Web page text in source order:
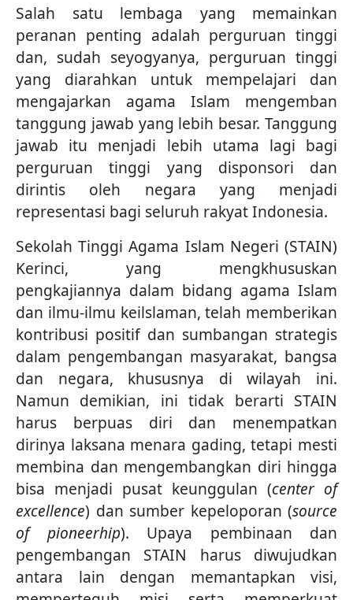
Salah satu lembaga yang memainkan
peranan penting adalah perguruan tinggi
dan, sudah seyogyanya, perguruan tinggi
yang diarahkan untuk mempelajari dan
mengajarkan agama Islam mengemban
tanggung jawab yang lebih besar. Tanggung
jawab itu menjadi lebih utama lagi bagi
perguruan tinggi yang disponsori dan
dirintis oleh negara yang menjadi
representasi bagi seluruh rakyat Indonesia.
Sekolah Tinggi Agama Islam Negeri (STAIN)
Kerinci, yang mengkhususkan
pengkajiannya dalam bidang agama Islam
dan ilmu-ilmu keilslaman, telah memberikan
kontribusi positif dan sumbangan strategis
dalam pengembangan masyarakat, bangsa
dan negara, khususnya di wilayah ini.
Namun demikian, ini tidak berarti STAIN
harus berpuas diri dan menempatkan
dirinya laksana menara gading, tetapi mesti
membina dan mengembangkan diri hingga
bisa menjadi pusat keunggulan (center of
excellence) dan sumber kepeloporan (source
of pioneerhip). Upaya pembinaan dan
pengembangan STAIN harus diwujudkan
antara lain dengan memantapkan visi,